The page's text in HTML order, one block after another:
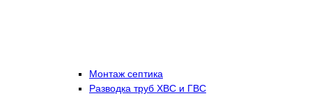
Монтаж септика
Разводка труб ХВС и ГВС